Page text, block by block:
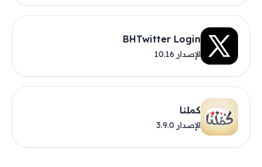
BHTwitter Login
الإصدار 10.16
كملنا
الإصدار 3.9.0